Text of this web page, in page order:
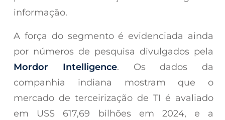
informação.
A força do segmento é evidenciada ainda
por números de pesquisa divulgados pela
Mordor Intelligence. Os dados da
companhia indiana mostram que o
mercado de terceirização de TI é avaliado
em US$ 617,69 bilhões em 2024, e a